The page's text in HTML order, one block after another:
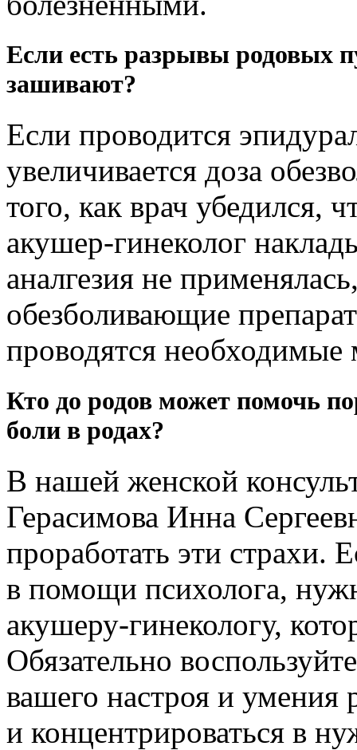
Если есть разрывы родовых
зашивают?
Если проводится
увеличивается доза
того, как врач убедился,
акушер-гинеколог
аналгезия не
обезболивающие
проводятся
Кто до родов может помочь
боли в родах?
В нашей женской
Герасимова Инна
проработать эти страхи.
в помощи психолога,
акушеру-гинекологу,
Обязательно
вашего настроя и умения
и концентрироваться в